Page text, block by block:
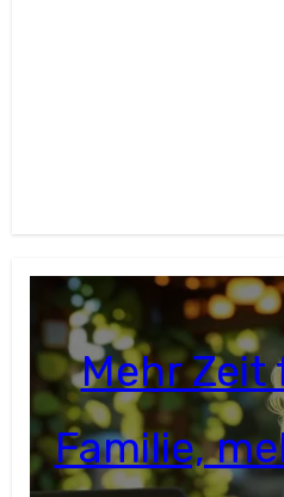
Mehr Zeit
Familie,